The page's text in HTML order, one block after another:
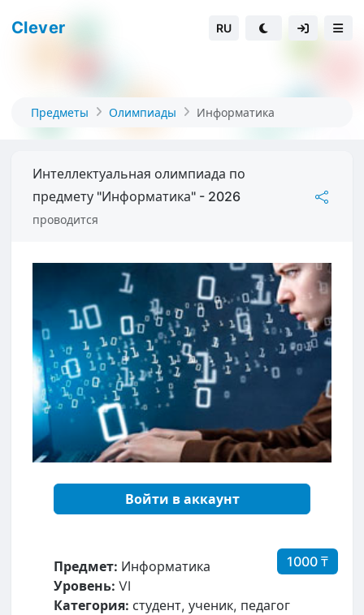
Clever RU
Предметы Олимпиады Информатика
Интеллектуальная олимпиада по
предмету "Информатика" - 2026
проводится
Войти в аккаунт
1000 ₸
Предмет: Информатика
Уровень: VI
Категория: студент, ученик, педагог